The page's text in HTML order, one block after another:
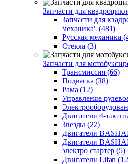
Запчасти для
Запчасти для
механика" (481)
Русская механика
Стекла (3)
Запчасти для
Трансмиссия (66)
Подвеска (38)
Рама (12)
Управление
Двигатели 4-
Звезды (22)
Двигатели
Двигатели
электро стартер (5)
Двигатели Lifan